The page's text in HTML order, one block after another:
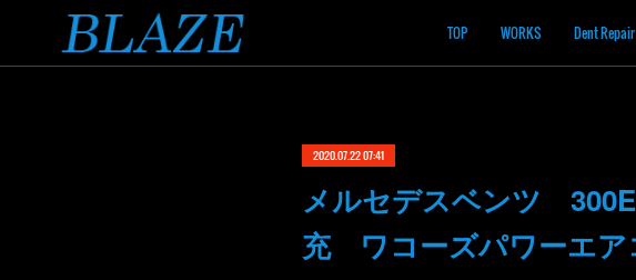
TOP WORKS Dent Repair
2020.07.22 07:41
メルセデスベンツ
充 ワコーズパワーエア